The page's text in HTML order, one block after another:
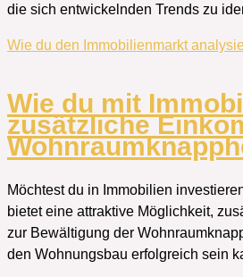
die sich entwickelnden Trends zu
Wie du den Immobilienmarkt
Wie du mit
zusätzliche
Möchtest du in Immobilien
bietet eine attraktive Möglichkeit,
zur Bewältigung der
den Wohnungsbau erfolgreich sein